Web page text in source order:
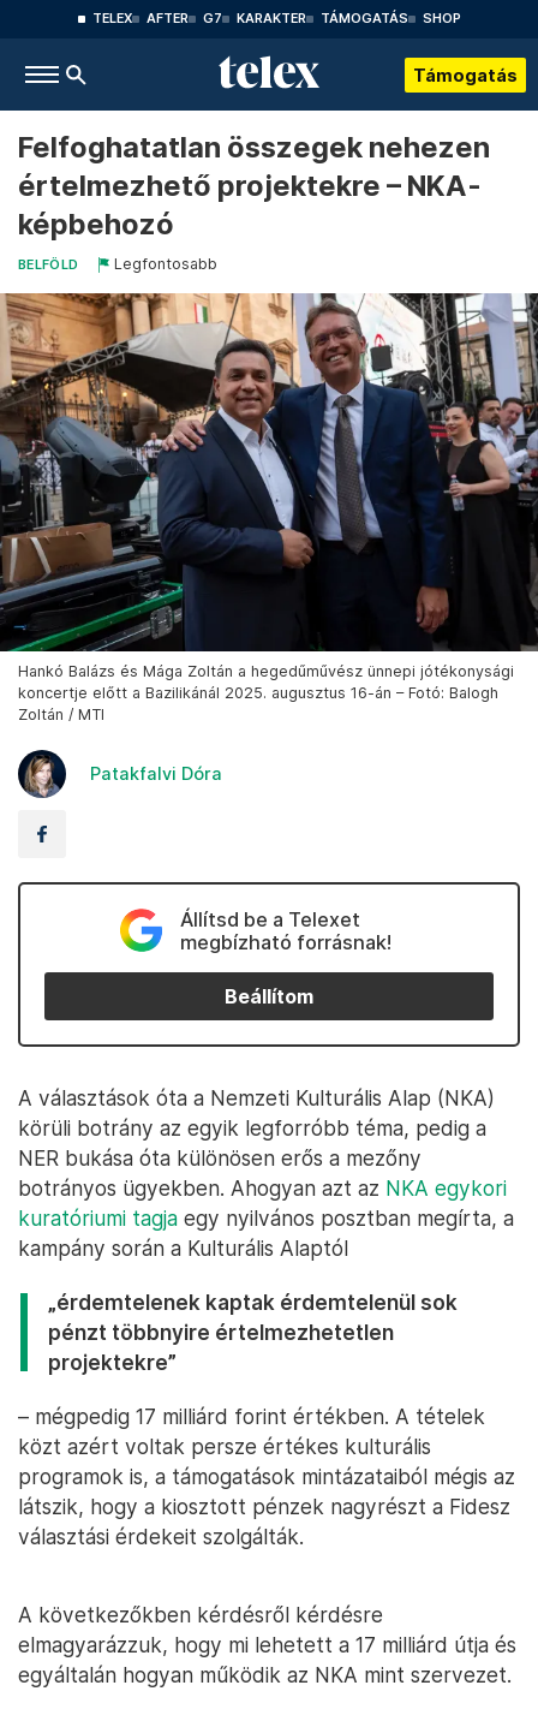
TELEX AFTER G7 KARAKTER TÁMOGATÁS SHOP
Támogatás
Felfoghatatlan összegek nehezen
értelmezhető projektekre – NKA-
képbehozó
BELFÖLD Legfontosabb
Hankó Balázs és Mága Zoltán a hegedűművész ünnepi jótékonysági
koncertje előtt a Bazilikánál 2025. augusztus 16-án – Fotó: Balogh
Zoltán / MTI
Patakfalvi Dóra
Állítsd be a Telexet
megbízható forrásnak!
Beállítom
A választások óta a Nemzeti Kulturális Alap (NKA)
körüli botrány az egyik legforróbb téma, pedig a
NER bukása óta különösen erős a mezőny
botrányos ügyekben. Ahogyan azt az NKA egykori
kuratóriumi tagja egy nyilvános posztban megírta, a
kampány során a Kulturális Alaptól
„érdemtelenek kaptak érdemtelenül sok
pénzt többnyire értelmezhetetlen
projektekre”
– mégpedig 17 milliárd forint értékben. A tételek
közt azért voltak persze értékes kulturális
programok is, a támogatások mintázataiból mégis az
látszik, hogy a kiosztott pénzek nagyrészt a Fidesz
választási érdekeit szolgálták.
A következőkben kérdésről kérdésre
elmagyarázzuk, hogy mi lehetett a 17 milliárd útja és
egyáltalán hogyan működik az NKA mint szervezet.